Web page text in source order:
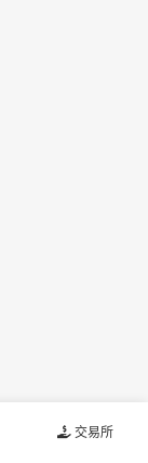
交易所